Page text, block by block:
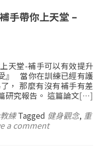
手帶你上天堂 –
天堂-補手可以有效提升
』 當你在訓練已經有護
， 那麼有沒有補手有差
研究報告。 這篇論文[…]
練 Tagged 健身觀念, 重
a comment